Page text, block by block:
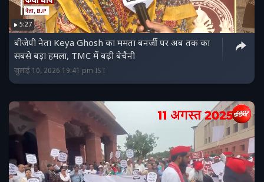
5:27
बीजेपी नेता Keya Ghosh का ममता बनर्जी पर अब तक का
सबसे बड़ा हमला, TMC में बढ़ी बेचैनी
जुलाई 10, 2026 19:41 pm IST